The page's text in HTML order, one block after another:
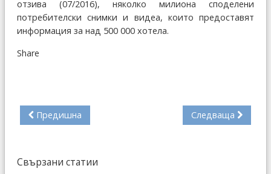
отзива (07/2016), няколко милиона споделени
потребителски снимки и видеа, които предоставят
информация за над 500 000 хотела.
Share
Предишна Следваща
Свързани статии